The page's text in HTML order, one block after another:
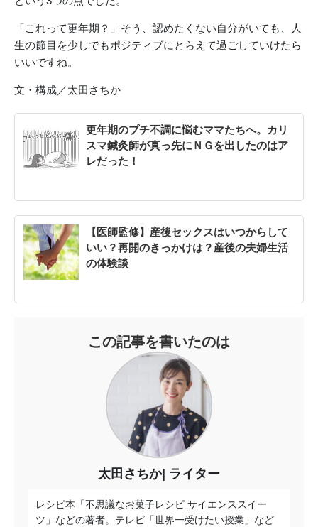
「これって更年期？」そう、認めたくない自分がいても、人
生の節目を少しでもポジティブにとらえて過ごしていけたら
いいですね。
文・構成／太田さちか
更年期のプチ不調に悩むママたちへ。カリ
スマ鍼灸師が真っ先にＮＧを出したのはア
レだった！
【医師監修】産後セックスはいつからして
いい？再開のきっかけは？産後の夫婦生活
の体験談
この記事を書いたのは
太田さちか ライター
レシピ本「不思議なお菓子レシピ サイエンススイー
ツ」などの著者。テレビ「世界一受けたい授業」など